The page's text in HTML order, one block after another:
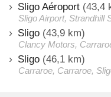
Sligo Aéroport (43,4
Sligo Airport, Strandhill
Sligo (43,9 km)
Clancy Motors,
Sligo (46,1 km)
Carraroe, Carraroe,